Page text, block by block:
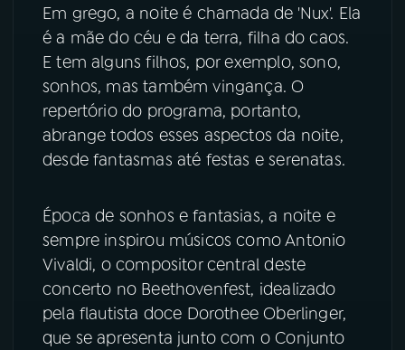
Instagram X
TikTok
Em grego, a noite é chamada de 'Nux'. Ela
é a mãe do céu e da terra, filha do caos.
E tem alguns filhos, por exemplo, sono,
sonhos, mas também vingança. O
repertório do programa, portanto,
abrange todos esses aspectos da noite,
desde fantasmas até festas e serenatas.
Época de sonhos e fantasias, a noite e
sempre inspirou músicos como Antonio
Vivaldi, o compositor central deste
concerto no Beethovenfest, idealizado
pela flautista doce Dorothee Oberlinger,
que se apresenta junto com o Conjunto